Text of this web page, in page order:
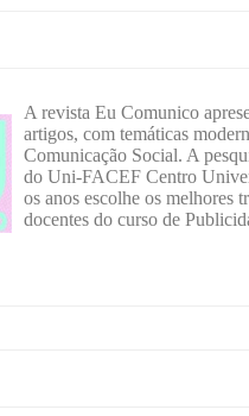
A revista Eu Comunico
artigos, com temáticas
Comunicação Social. A
do Uni-FACEF Centro
os anos escolhe os melhores
docentes do curso de